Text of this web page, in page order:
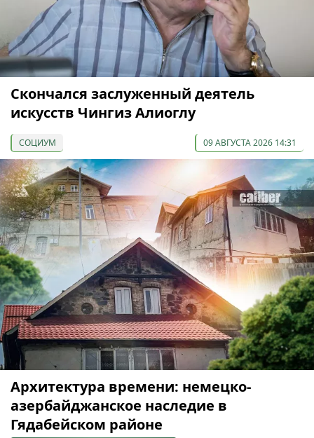
Скончался заслуженный деятель
искусств Чингиз Алиоглу
СОЦИУМ 09 АВГУСТА 2026 14:31
Архитектура времени: немецко-
азербайджанское наследие в
Гядабейском районе